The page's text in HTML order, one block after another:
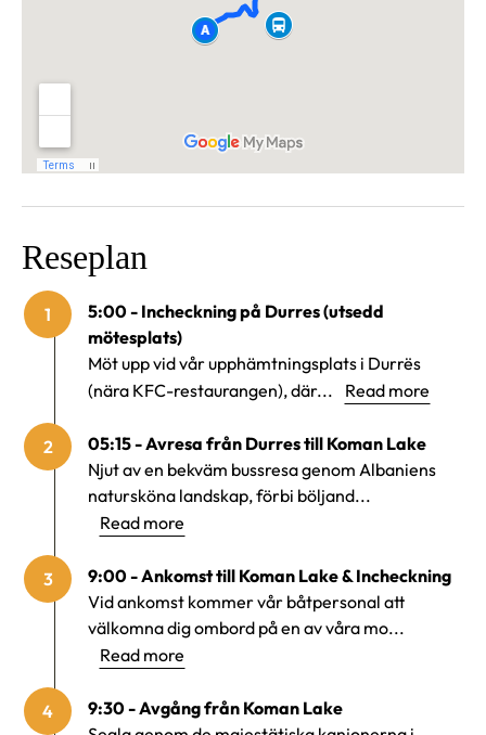
Reseplan
1
5:00 - Incheckning på Durres (utsedd
mötesplats)
Möt upp vid vår upphämtningsplats i Durrës
(nära KFC-restaurangen), där...
Read more
2
05:15 - Avresa från Durres till Koman Lake
Njut av en bekväm bussresa genom Albaniens
natursköna landskap, förbi böljand...
Read more
3
9:00 - Ankomst till Koman Lake & Incheckning
Vid ankomst kommer vår båtpersonal att
välkomna dig ombord på en av våra mo...
Read more
4
9:30 - Avgång från Koman Lake